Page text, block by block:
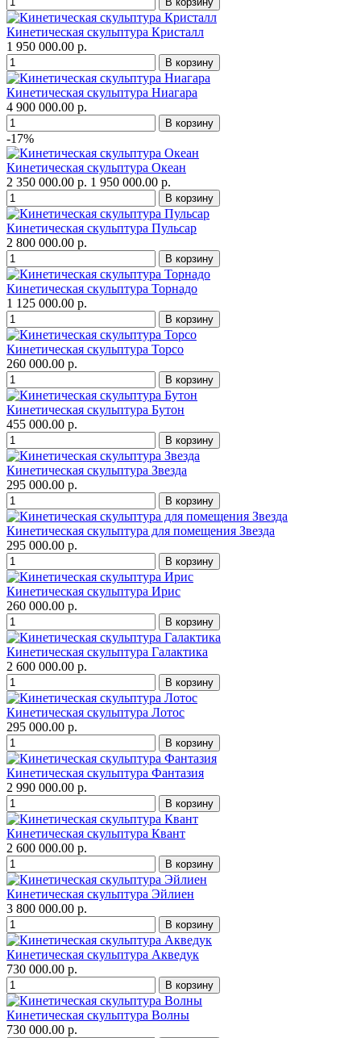
Кинетическая скульптура Кристалл
1 950 000.00 р.
Кинетическая скульптура Ниагара
4 900 000.00 р.
-17%
Кинетическая скульптура Океан
2 350 000.00 р. 1 950 000.00 р.
Кинетическая скульптура Пульсар
2 800 000.00 р.
Кинетическая скульптура Торнадо
1 125 000.00 р.
Кинетическая скульптура Торсо
260 000.00 р.
Кинетическая скульптура Бутон
455 000.00 р.
Кинетическая скульптура Звезда
295 000.00 р.
Кинетическая скульптура для помещения Звезда
295 000.00 р.
Кинетическая скульптура Ирис
260 000.00 р.
Кинетическая скульптура Галактика
2 600 000.00 р.
Кинетическая скульптура Лотос
295 000.00 р.
Кинетическая скульптура Фантазия
2 990 000.00 р.
Кинетическая скульптура Квант
2 600 000.00 р.
Кинетическая скульптура Эйлиен
3 800 000.00 р.
Кинетическая скульптура Акведук
730 000.00 р.
Кинетическая скульптура Волны
730 000.00 р.